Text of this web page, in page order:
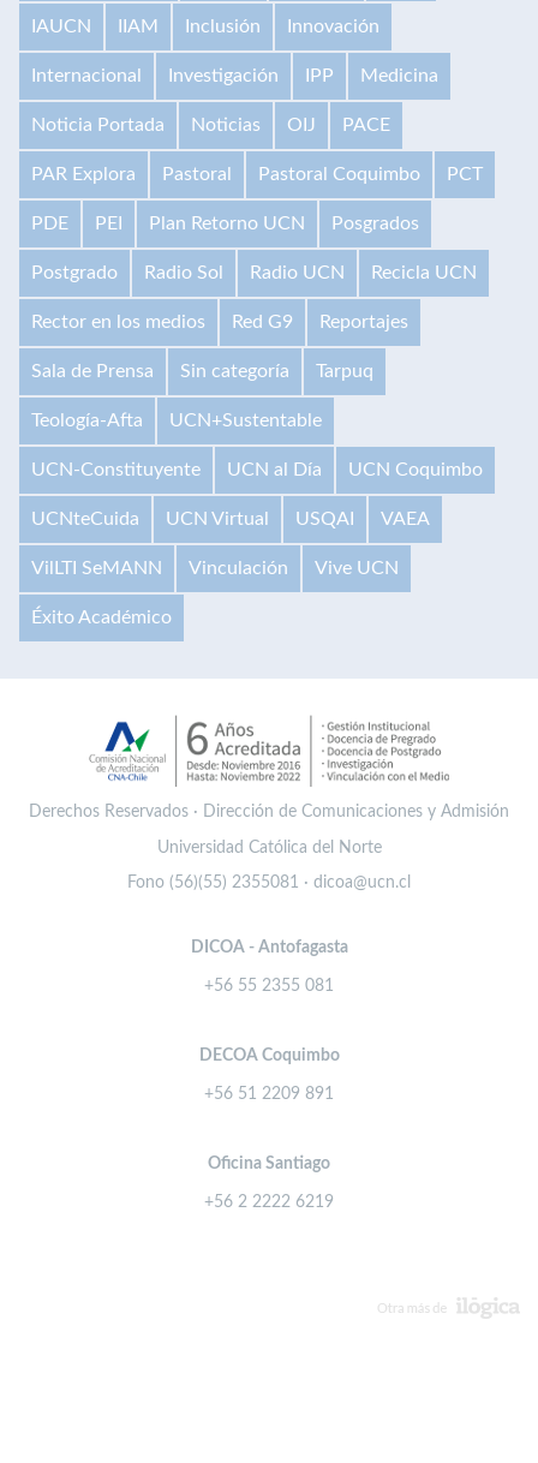
IAUCN IIAM Inclusión Innovación
Internacional Investigación IPP Medicina
Noticia Portada Noticias OIJ PACE
PAR Explora Pastoral Pastoral Coquimbo PCT
PDE PEI Plan Retorno UCN Posgrados
Postgrado Radio Sol Radio UCN Recicla UCN
Rector en los medios Red G9 Reportajes
Sala de Prensa Sin categoría Tarpuq
Teología-Afta UCN+Sustentable
UCN-Constituyente UCN al Día UCN Coquimbo
UCNteCuida UCN Virtual USQAI VAEA
VilLTI SeMANN Vinculación Vive UCN
Éxito Académico
Derechos Reservados · Dirección de Comunicaciones y Admisión
Universidad Católica del Norte
Fono (56)(55) 2355081 · dicoa@ucn.cl
DICOA - Antofagasta
+56 55 2355 081
DECOA Coquimbo
+56 51 2209 891
Oficina Santiago
+56 2 2222 6219